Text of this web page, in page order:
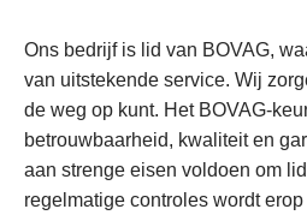
Ons bedrijf is lid van BOVAG,
van uitstekende service. Wij
de weg op kunt. Het BOVAG-
betrouwbaarheid, kwaliteit en
aan strenge eisen voldoen om
regelmatige controles wordt